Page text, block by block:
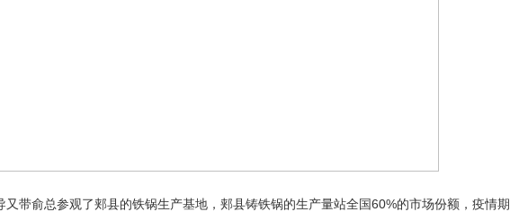
又带俞总参观了郏县的铁锅生产基地，郏县铸铁锅的生产量站全国60%的市场份额，疫情期